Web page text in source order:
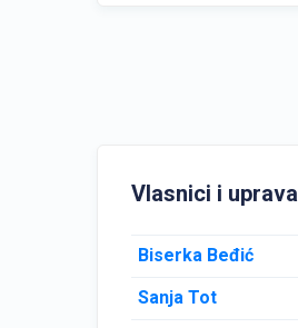
Vlasnici i uprava
Biserka Beđić
Sanja Tot